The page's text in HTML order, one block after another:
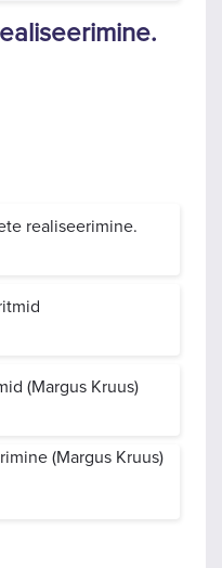
realiseerimine.
(Margus Kruus)
(Margus Kruus)